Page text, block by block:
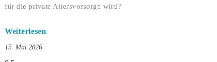
für die private Altersvorsorge wird?
Weiterlesen
15. Mai 2026